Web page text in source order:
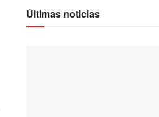
Últimas noticias